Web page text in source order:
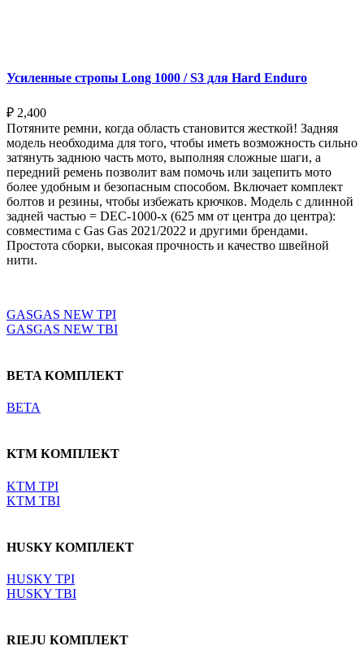
Усиленные стропы Long 1000 / S3 для Hard Enduro
₽ 2,400
Потяните ремни, когда область становится жесткой! Задняя
модель необходима для того, чтобы иметь возможность сильно
затянуть заднюю часть мото, выполняя сложные шаги, а
передний ремень позволит вам помочь или зацепить мото
более удобным и безопасным способом. Включает комплект
болтов и резины, чтобы избежать крючков. Модель с длинной
задней частью = DEC-1000-x (625 мм от центра до центра):
совместима с Gas Gas 2021/2022 и другими брендами.
Простота сборки, высокая прочность и качество швейной
нити.
GASGAS NEW TPI
GASGAS NEW TBI
BETA КОМПЛЕКТ
BETA
KTM КОМПЛЕКТ
KTM TPI
KTM TBI
HUSKY КОМПЛЕКТ
HUSKY TPI
HUSKY TBI
RIEJU КОМПЛЕКТ